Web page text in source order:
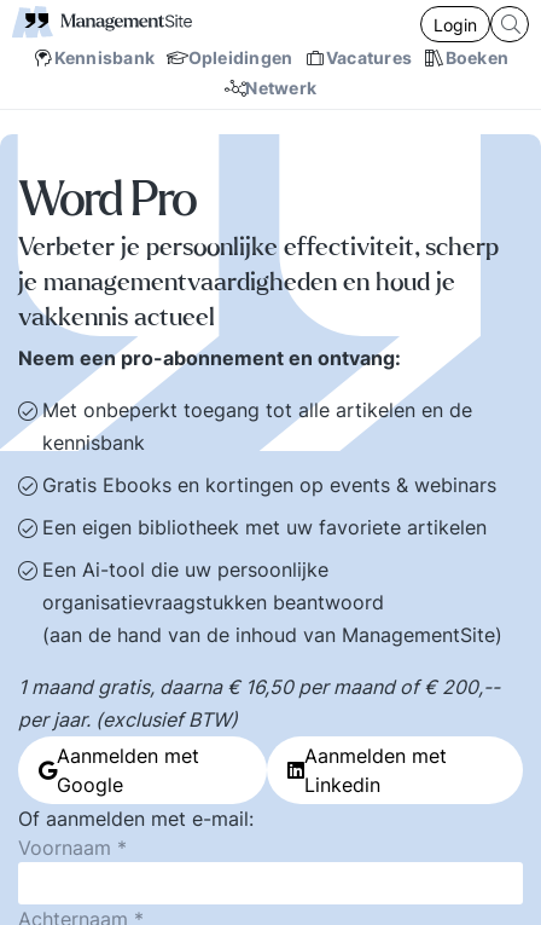
Kennisbank Opleidingen Vacatures
Boeken
Netwerk
Login
Word Pro
Verbeter je persoonlijke effectiviteit, scherp
je managementvaardigheden en houd je
vakkennis actueel
Neem een pro-abonnement en ontvang:
Met onbeperkt toegang tot alle artikelen en de
kennisbank
Gratis Ebooks en kortingen op events & webinars
Een eigen bibliotheek met uw favoriete artikelen
Een Ai-tool die uw persoonlijke
organisatievraagstukken beantwoord
(aan de hand van de inhoud van ManagementSite)
1 maand gratis, daarna € 16,50 per maand of € 200,--
per jaar. (exclusief BTW)
Aanmelden met
Google
Aanmelden met
Linkedin
Of aanmelden met e-mail:
Voornaam
Achternaam